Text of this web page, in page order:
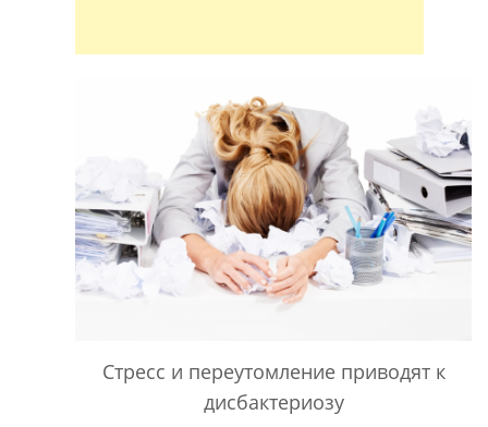
Стресс и переутомление приводят к
дисбактериозу